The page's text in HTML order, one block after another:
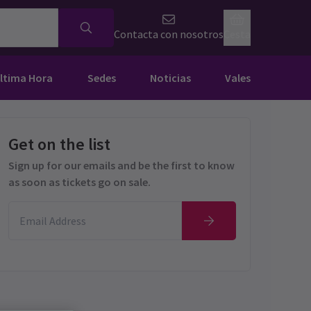
Contacta con nosotros
Hora Sedes Noticias Vales
Get on the list
Sign up for our emails and be the first to know
as soon as tickets go on sale.